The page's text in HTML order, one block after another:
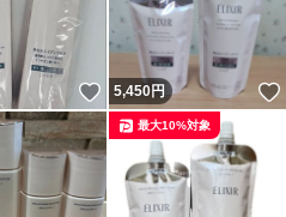
いいね！
5,450円
最大10%対象